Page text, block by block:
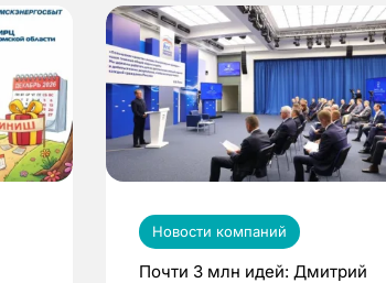
Новости компаний
Почти 3 млн идей: Дмитрий